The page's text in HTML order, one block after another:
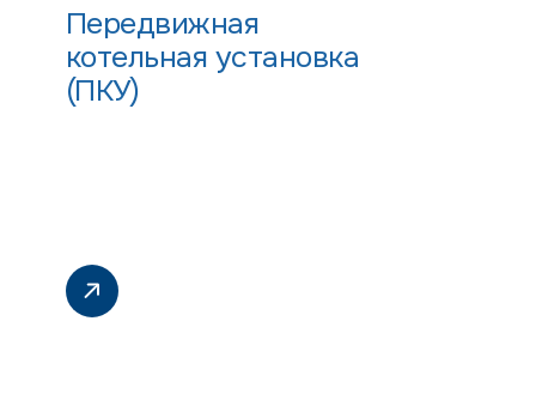
Передвижная
котельная установка
(ПКУ)